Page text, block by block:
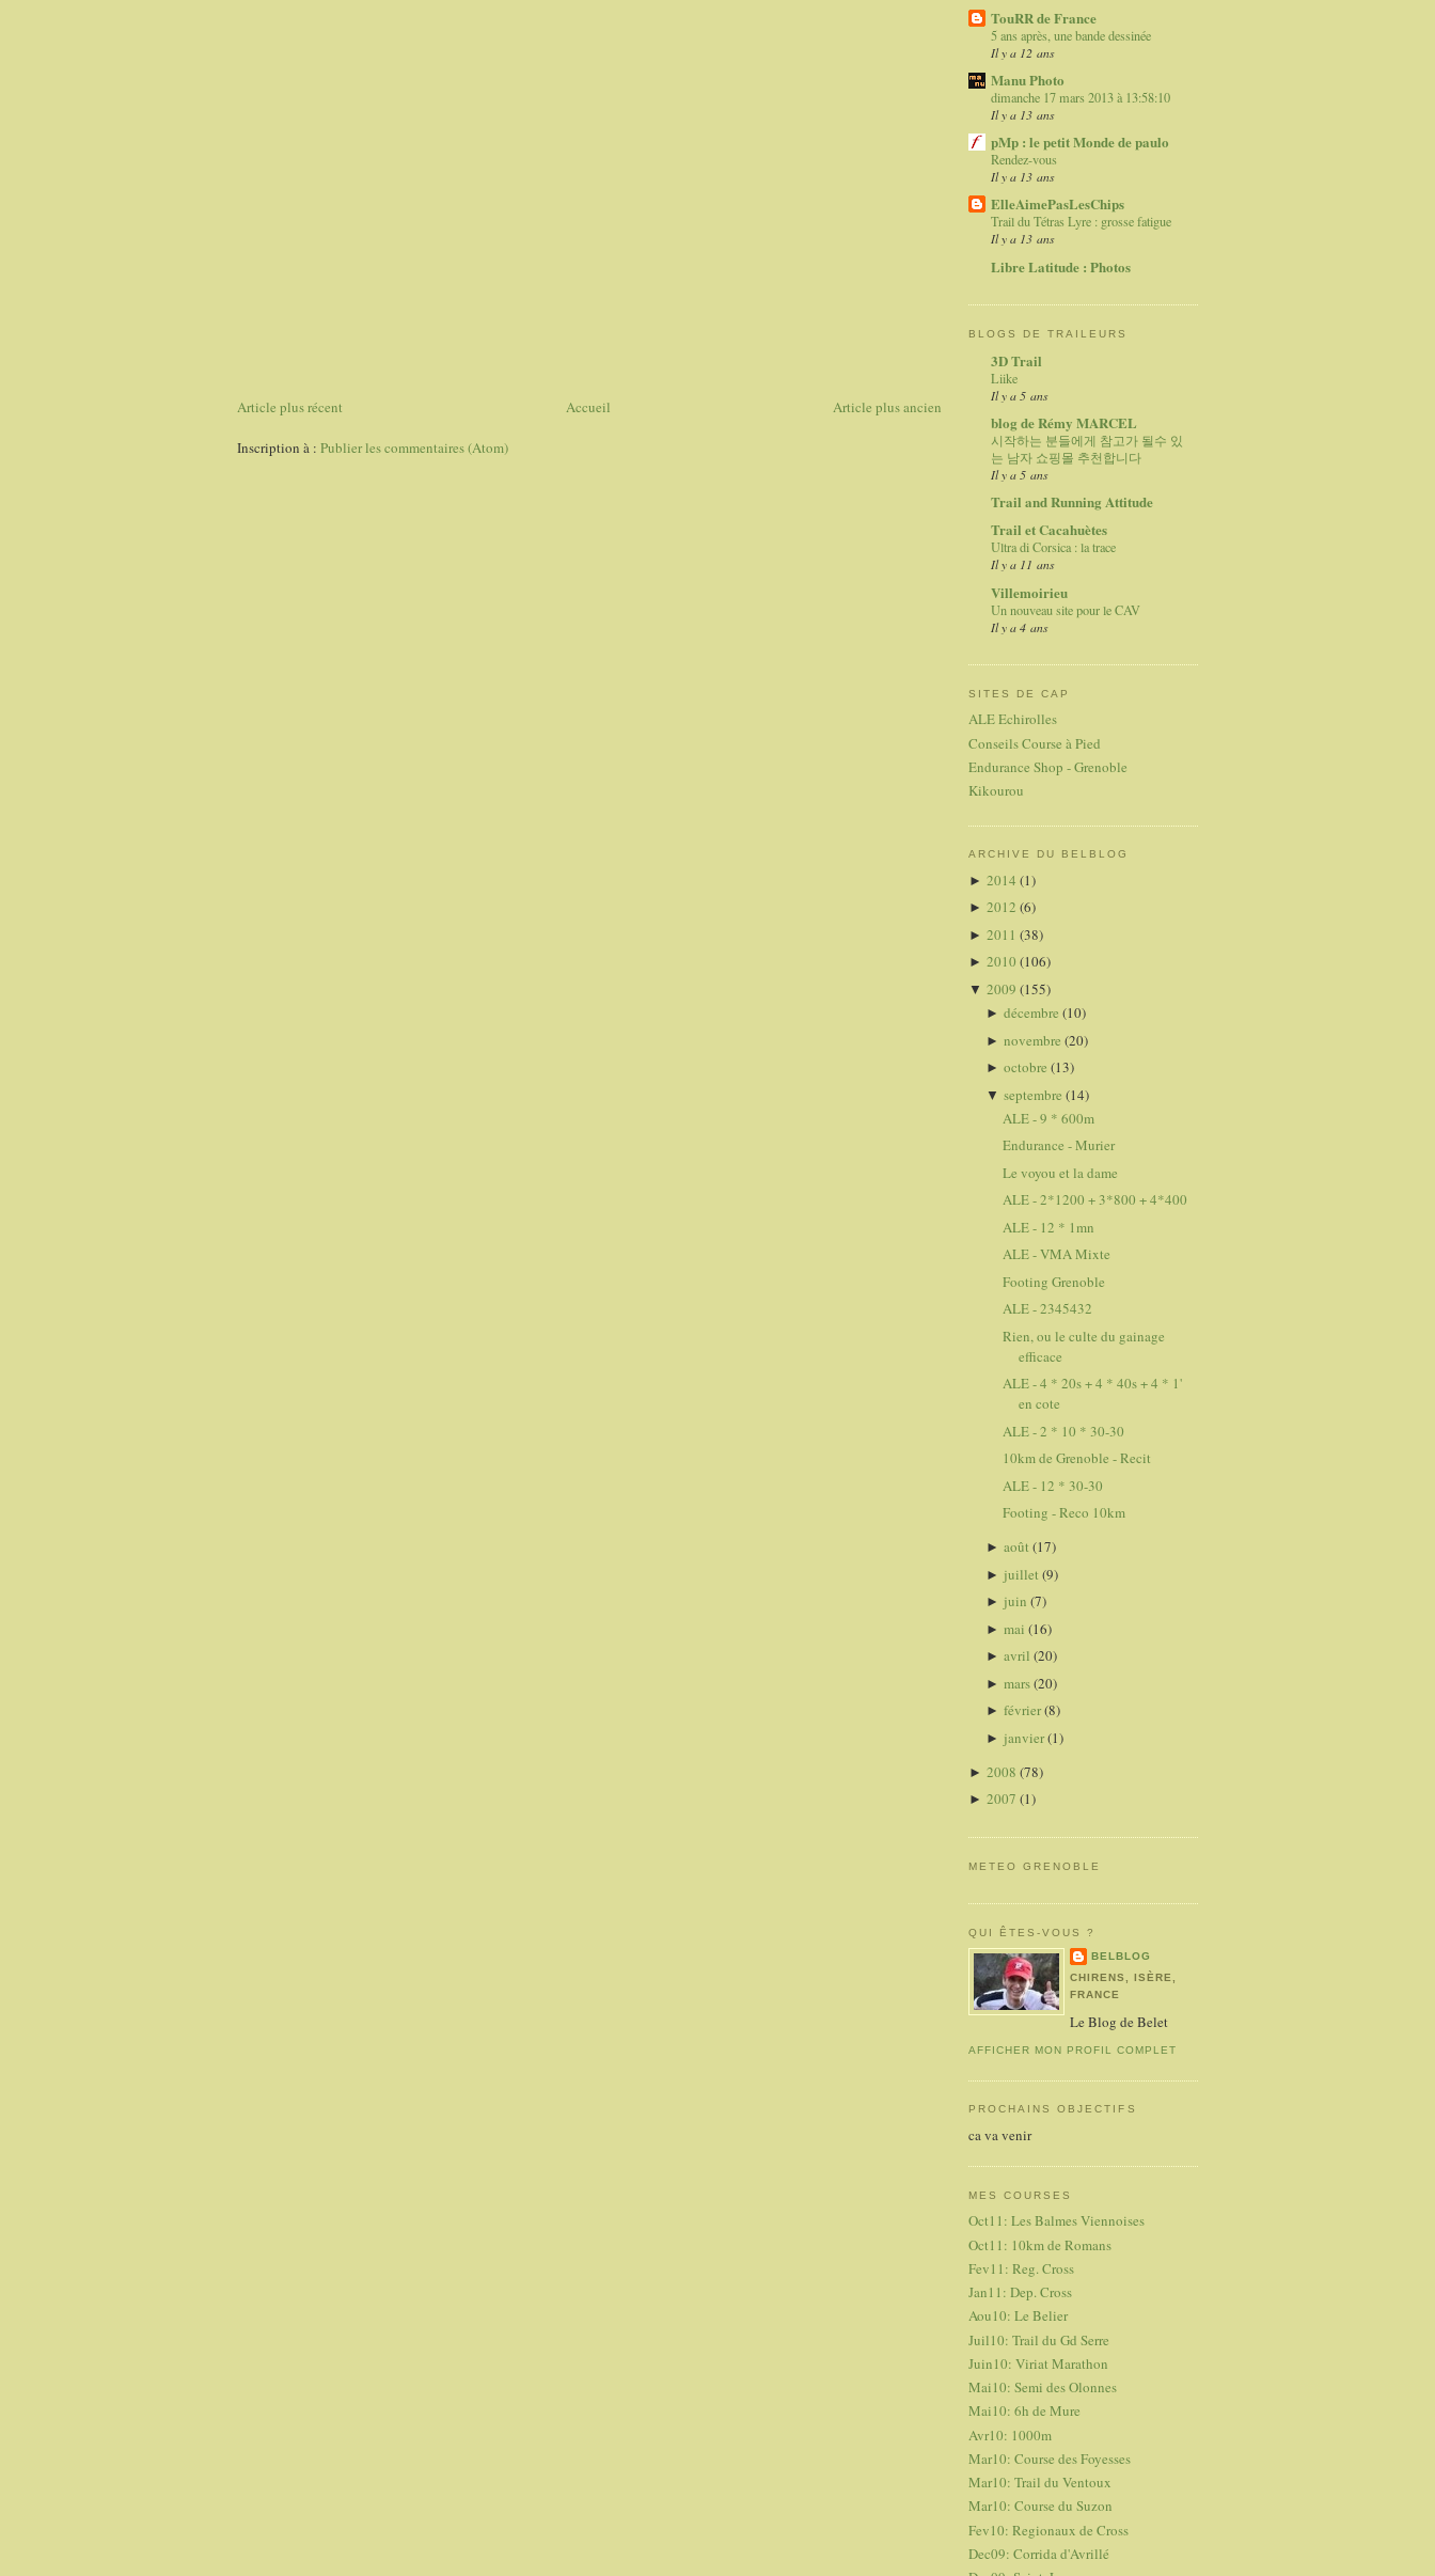
Article plus récent Article plus ancien
Accueil
Inscription à : Publier les commentaires (Atom)
TouRR de France
5 ans après, une bande dessinée
Il y a 12 ans
Manu Photo
dimanche 17 mars 2013 à 13:58:10
Il y a 13 ans
pMp : le petit Monde de paulo
Rendez-vous
Il y a 13 ans
ElleAimePasLesChips
Trail du Tétras Lyre : grosse fatigue
Il y a 13 ans
Libre Latitude : Photos
BLOGS DE TRAILEURS
3D Trail
Liike
Il y a 5 ans
blog de Rémy MARCEL
시작하는 분들에게 참고가 될수 있
는 남자 쇼핑몰 추천합니다
Il y a 5 ans
Trail and Running Attitude
Trail et Cacahuètes
Ultra di Corsica : la trace
Il y a 11 ans
Villemoirieu
Un nouveau site pour le CAV
Il y a 4 ans
SITES DE CAP
ALE Echirolles
Conseils Course à Pied
Endurance Shop - Grenoble
Kikourou
ARCHIVE DU BELBLOG
► 2014 (1)
► 2012 (6)
► 2011 (38)
► 2010 (106)
▼ 2009 (155)
► décembre (10)
► novembre (20)
► octobre (13)
▼ septembre (14)
ALE - 9 * 600m
Endurance - Murier
Le voyou et la dame
ALE - 2*1200 + 3*800 + 4*400
ALE - 12 * 1mn
ALE - VMA Mixte
Footing Grenoble
ALE - 2345432
Rien, ou le culte du gainage
efficace
ALE - 4 * 20s + 4 * 40s + 4 * 1'
en cote
ALE - 2 * 10 * 30-30
10km de Grenoble - Recit
ALE - 12 * 30-30
Footing - Reco 10km
► août (17)
► juillet (9)
► juin (7)
► mai (16)
► avril (20)
► mars(20)
► février(8)
► janvier(1)
► 2008 (78)
► 2007 (1)
METEO GRENOBLE
QUI ÊTES-VOUS ?
BELBLOG
CHIRENS, ISÈRE,
FRANCE
Le Blog de Belet
AFFICHER MON PROFIL COMPLET
PROCHAINS OBJECTIFS
ca va venir
MES COURSES
Oct11: Les Balmes Viennoises
Oct11: 10km de Romans
Fev11: Reg. Cross
Jan11: Dep. Cross
Aou10: Le Belier
Juil10: Trail du Gd Serre
Juin10: Viriat Marathon
Mai10: Semi des Olonnes
Mai10: 6h de Mure
Avr10: 1000m
Mar10: Course des Foyesses
Mar10: Trail du Ventoux
Mar10: Course du Suzon
Fev10: Regionaux de Cross
Dec09: Corrida d'Avrillé